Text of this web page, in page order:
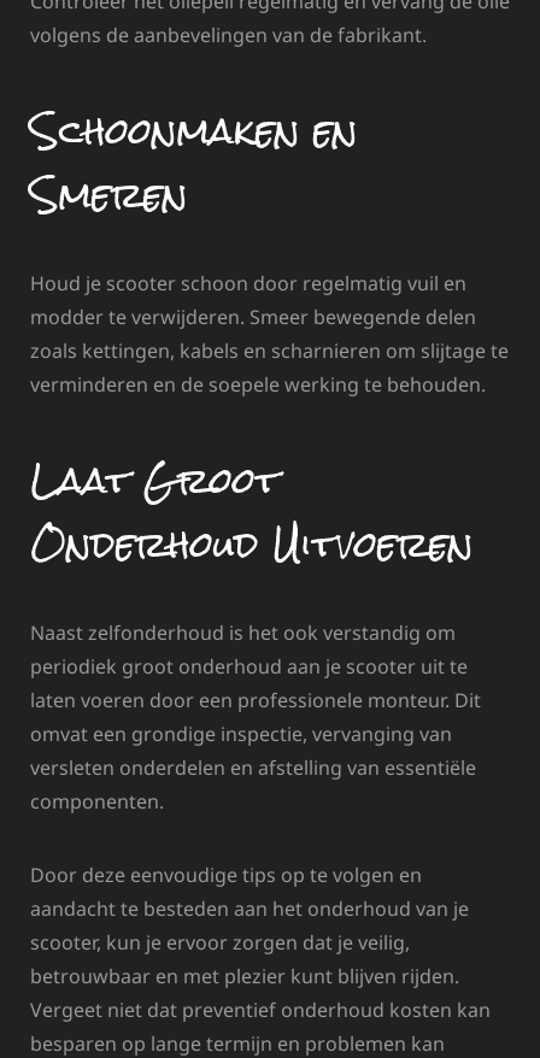
volgens de aanbevelingen van de fabrikant.
Schoonmaken en
Smeren
Houd je scooter schoon door regelmatig vuil en
modder te verwijderen. Smeer bewegende delen
zoals kettingen, kabels en scharnieren om slijtage te
verminderen en de soepele werking te behouden.
Laat Groot
Onderhoud Uitvoeren
Naast zelfonderhoud is het ook verstandig om
periodiek groot onderhoud aan je scooter uit te
laten voeren door een professionele monteur. Dit
omvat een grondige inspectie, vervanging van
versleten onderdelen en afstelling van essentiële
componenten.
Door deze eenvoudige tips op te volgen en
aandacht te besteden aan het onderhoud van je
scooter, kun je ervoor zorgen dat je veilig,
betrouwbaar en met plezier kunt blijven rijden.
Vergeet niet dat preventief onderhoud kosten kan
besparen op lange termijn en problemen kan